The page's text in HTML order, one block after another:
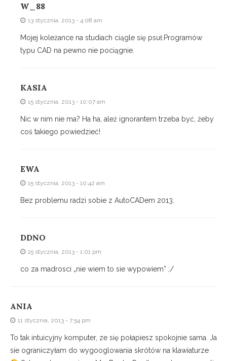
W_88
13 stycznia, 2013 - 4:08 am
Mojej koleżance na studiach ciągle się psuł.Programów
typu CAD na pewno nie pociągnie.
KASIA
15 stycznia, 2013 - 10:07 am
Nic w nim nie ma? Ha ha, ależ ignorantem trzeba być, żeby
coś takiego powiedzieć!
EWA
15 stycznia, 2013 - 10:42 am
Bez problemu radzi sobie z AutoCADem 2013.
DDNO
15 stycznia, 2013 - 1:01 pm
co za madrosci „nie wiem to sie wypowiem” ;/
ANIA
11 stycznia, 2013 - 7:54 pm
To tak intuicyjny komputer, ze się połapiesz spokojnie sama. Ja
sie ograniczyłam do wygooglowania skrótów na klawiaturze